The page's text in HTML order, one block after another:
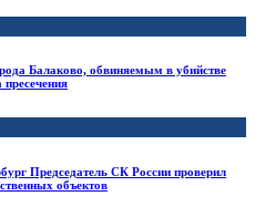
Балаково, обвиняемым в убийстве
пресечения
Председатель СК России проверил
объектов